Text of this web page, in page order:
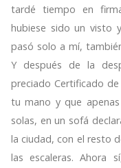
tardé tiempo en
hubiese sido un visto
pasó solo a mí,
Y después de la
preciado Certificado
tu mano y que
solas, en un sofá
la ciudad, con el resto
las escaleras. Ahora